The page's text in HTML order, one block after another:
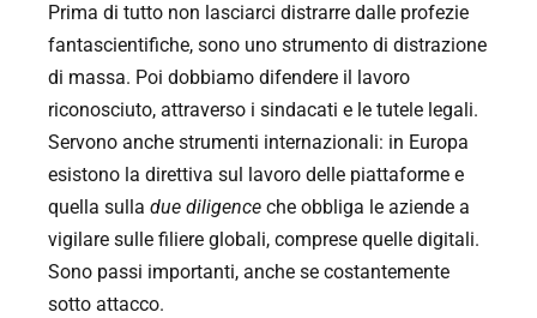
Prima di tutto non lasciarci distrarre dalle profezie
fantascientifiche, sono uno strumento di distrazione
di massa. Poi dobbiamo difendere il lavoro
riconosciuto, attraverso i sindacati e le tutele legali.
Servono anche strumenti internazionali: in Europa
esistono la direttiva sul lavoro delle piattaforme e
quella sulla due diligence che obbliga le aziende a
vigilare sulle filiere globali, comprese quelle digitali.
Sono passi importanti, anche se costantemente
sotto attacco.